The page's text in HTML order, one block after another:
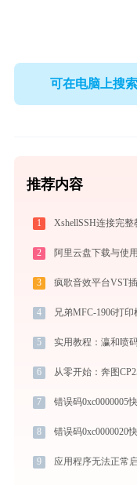
可在电脑上搜
推荐内容
1 XshellSSH连接完
2 阿里云盘下载与使
3 疯歌音效平台VST
4 兄弟MFC-1906打
5 实用教程：瀛和喷
6 从零开始：奔图
7 错误码0xc0000005
8 错误码0xc0000020
9 应用程序无法正常